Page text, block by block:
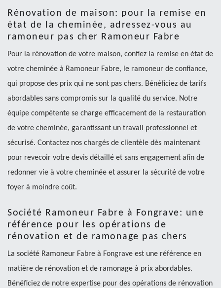
Rénovation de maison: pour la remise en
état de la cheminée, adressez-vous au
ramoneur pas cher Ramoneur Fabre
Pour la rénovation de votre maison, confiez la remise en état de
votre cheminée à Ramoneur Fabre, le ramoneur de confiance,
qui propose des prix qui ne sont pas chers. Bénéficiez de tarifs
abordables sans compromis sur la qualité du service. Notre
équipe compétente se charge efficacement de la restauration
de votre cheminée, garantissant un travail professionnel et
sécurisé. Contactez nos chargés de clientèle dès maintenant
pour revecoir votre devis détaillé et sans engagement afin de
redonner vie à votre cheminée et assurer la sécurité de votre
foyer à moindre coût.
Société Ramoneur Fabre à Fongrave: une
référence pour les opérations de
rénovation et de ramonage pas chers
La société Ramoneur Fabre à Fongrave est une référence en
matière de rénovation et de ramonage à prix abordables.
Bénéficiez de notre expertise pour des opérations de rénovation